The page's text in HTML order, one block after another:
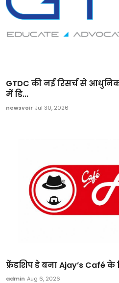
GTDC की नई रिसर्च से
में डि...
newsvoir Jul 30, 2026
फ्रेंडशिप डे बना Ajay’s Café
admin Aug 6, 2026